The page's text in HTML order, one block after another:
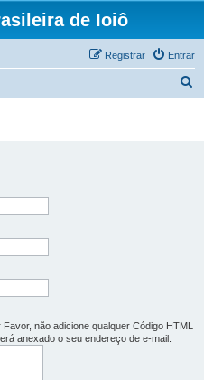
de Ioiô
Entrar
Registrar
não adicione qualquer Código HTML
anexado o seu endereço de e-mail.